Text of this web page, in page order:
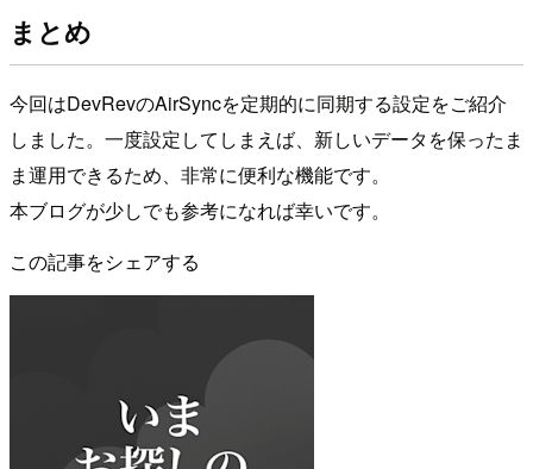
まとめ
今回はDevRevのAirSyncを定期的に同期する設定をご紹介
しました。一度設定してしまえば、新しいデータを保ったま
ま運用できるため、非常に便利な機能です。
本ブログが少しでも参考になれば幸いです。
この記事をシェアする